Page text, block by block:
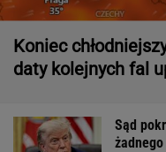
Koniec
daty kolejnych fal
Sąd